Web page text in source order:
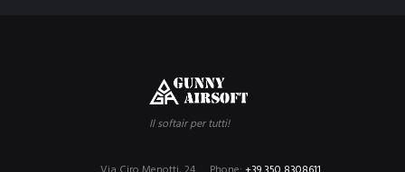
Il softair per tutti!